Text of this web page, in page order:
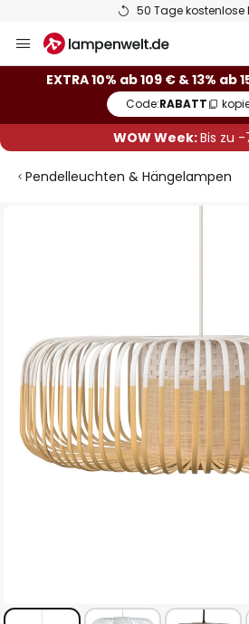
50 Tage kostenlose
Inhalt
springen
EXTRA 10% ab 109 € & 13% ab
Code:RABATT
WOW Week:Bis zu -
Pendelleuchten & Hängelampen